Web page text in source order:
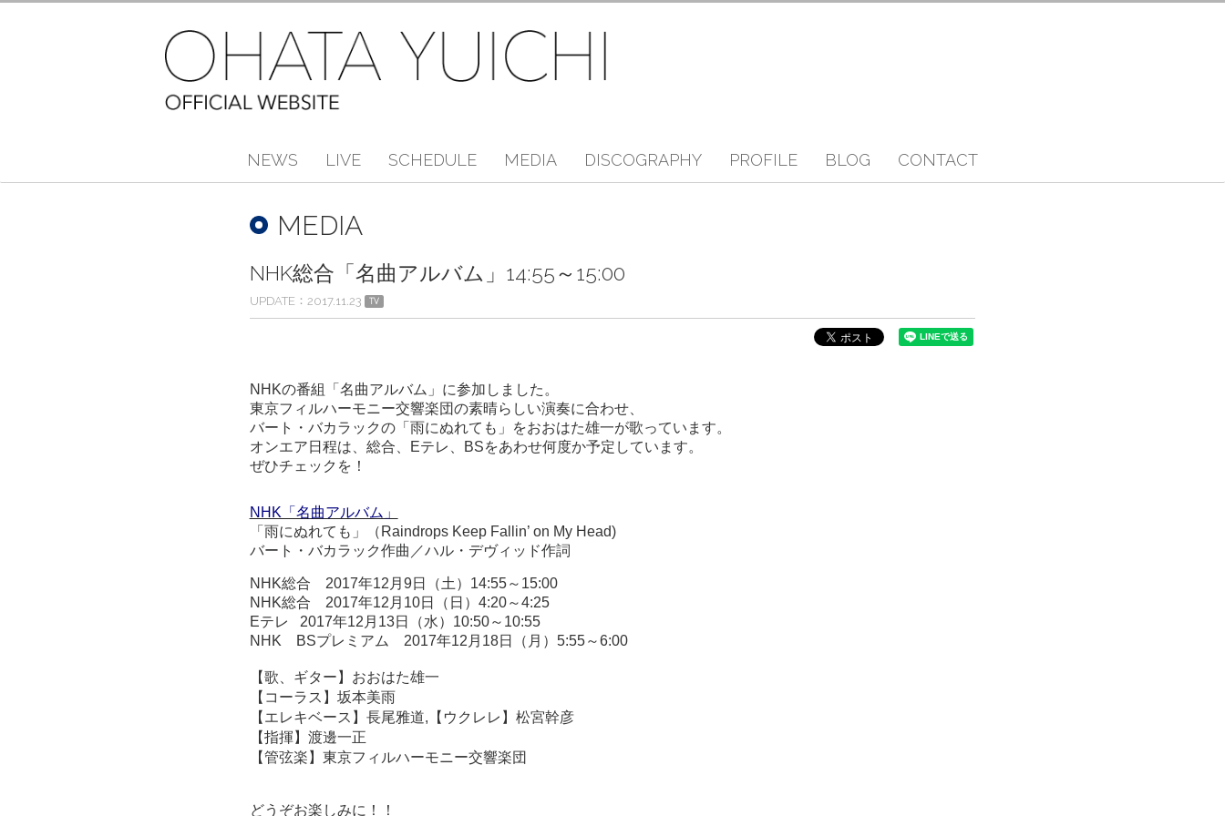
NEWS LIVE SCHEDULE MEDIA DISCOGRAPHY PROFILE BLOG CONTACT
MEDIA
NHK総合「名曲アルバム」14:55～15:00
UPDATE 2017.11.23 TV
NHKの番組「名曲アルバム」に参加しました。
東京フィルハーモニー交響楽団の素晴らしい演奏に合わせ、
バート・バカラックの「雨にぬれても」をおおはた雄一が歌っています。
オンエア日程は、総合、Eテレ、BSをあわせ何度か予定しています。
ぜひチェックを！
NHK「名曲アルバム」
「雨にぬれても」（Raindrops Keep Fallin’ on My Head)
バート・バカラック作曲／ハル・デヴィッド作詞
NHK総合 2017年12月9日 （土） 14:55～ 15:00
NHK総合 2017年12月10日 （日） 4:20～4:25
Eテレ 2017年12月13日 （水） 10:50～ 10:55
NHK BSプレミアム 2017年12月18日 （月） 5:55～6:00
【歌、ギター】おおはた雄一
【コーラス】坂本美雨
【エレキベース】長尾雅道,【ウクレレ】松宮幹彦
【指揮】渡邊一正
【管弦楽】東京フィルハーモニー交響楽団
どうぞお楽しみに！！